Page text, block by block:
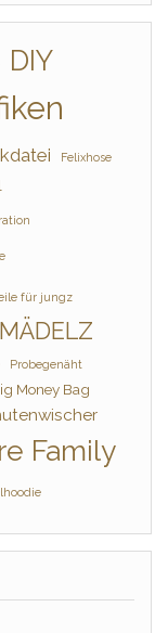
DIY
Felixhose
für jungz
Probegenäht
Money Bag
Family